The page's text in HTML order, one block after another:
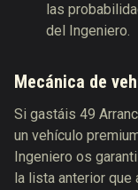
las
del Ingeniero.
Mecánica de
Si gastáis 49
un vehículo
Ingeniero os
la lista anterior que